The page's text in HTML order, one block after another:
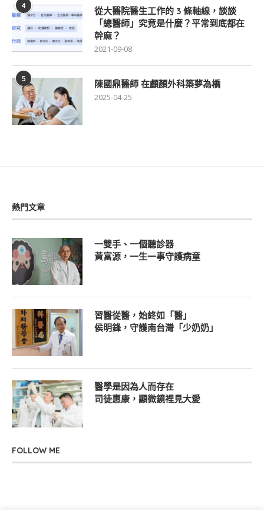
4
從大醫院醫生工作的 3 條軸線，談談
「總醫師」究竟是什麼？平常到底都在
幹麻？
2021-09-08
5 陳國鼎醫師 在顱顏外科築夢為橋
2025-04-25
熱門文章
一雙手、一個聽診器
黃富源，一生一事守護病童
習醫從醫，始終如「醫」
侯明鋒，守護南台灣「少奶奶」
醫學是因為人而存在
司徒惠康，顯微鏡裡見大愛
FOLLOW ME